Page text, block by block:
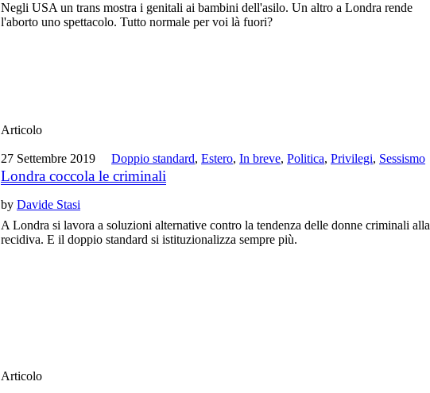
Negli USA un trans mostra i genitali ai bambini dell'asilo. Un altro a Londra rende
l'aborto uno spettacolo. Tutto normale per voi là fuori?
Articolo
27 Settembre 2019 Doppio standard,Estero,In breve,Politica,Privilegi, Sessismo
Londra coccola le criminali
byDavide Stasi
A Londra si lavora a soluzioni alternative contro la tendenza delle donne criminali alla
recidiva. E il doppio standard si istituzionalizza sempre più.
Articolo